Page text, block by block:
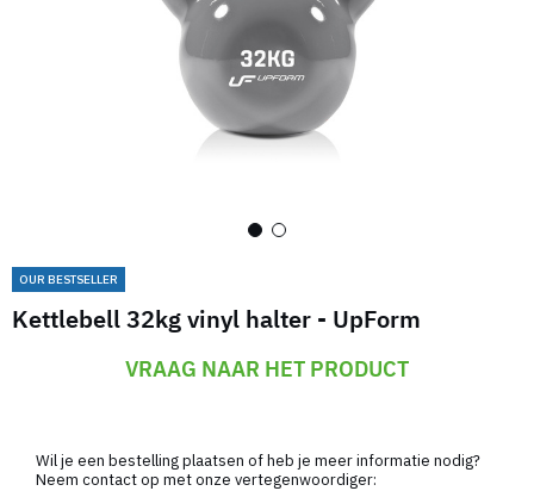
Kettlebell 32kg vinyl halter - UpForm
OUR BESTSELLER
VRAAG NAAR HET PRODUCT
Wil je een bestelling plaatsen of heb je meer informatie nodig?
Neem contact op met onze vertegenwoordiger: